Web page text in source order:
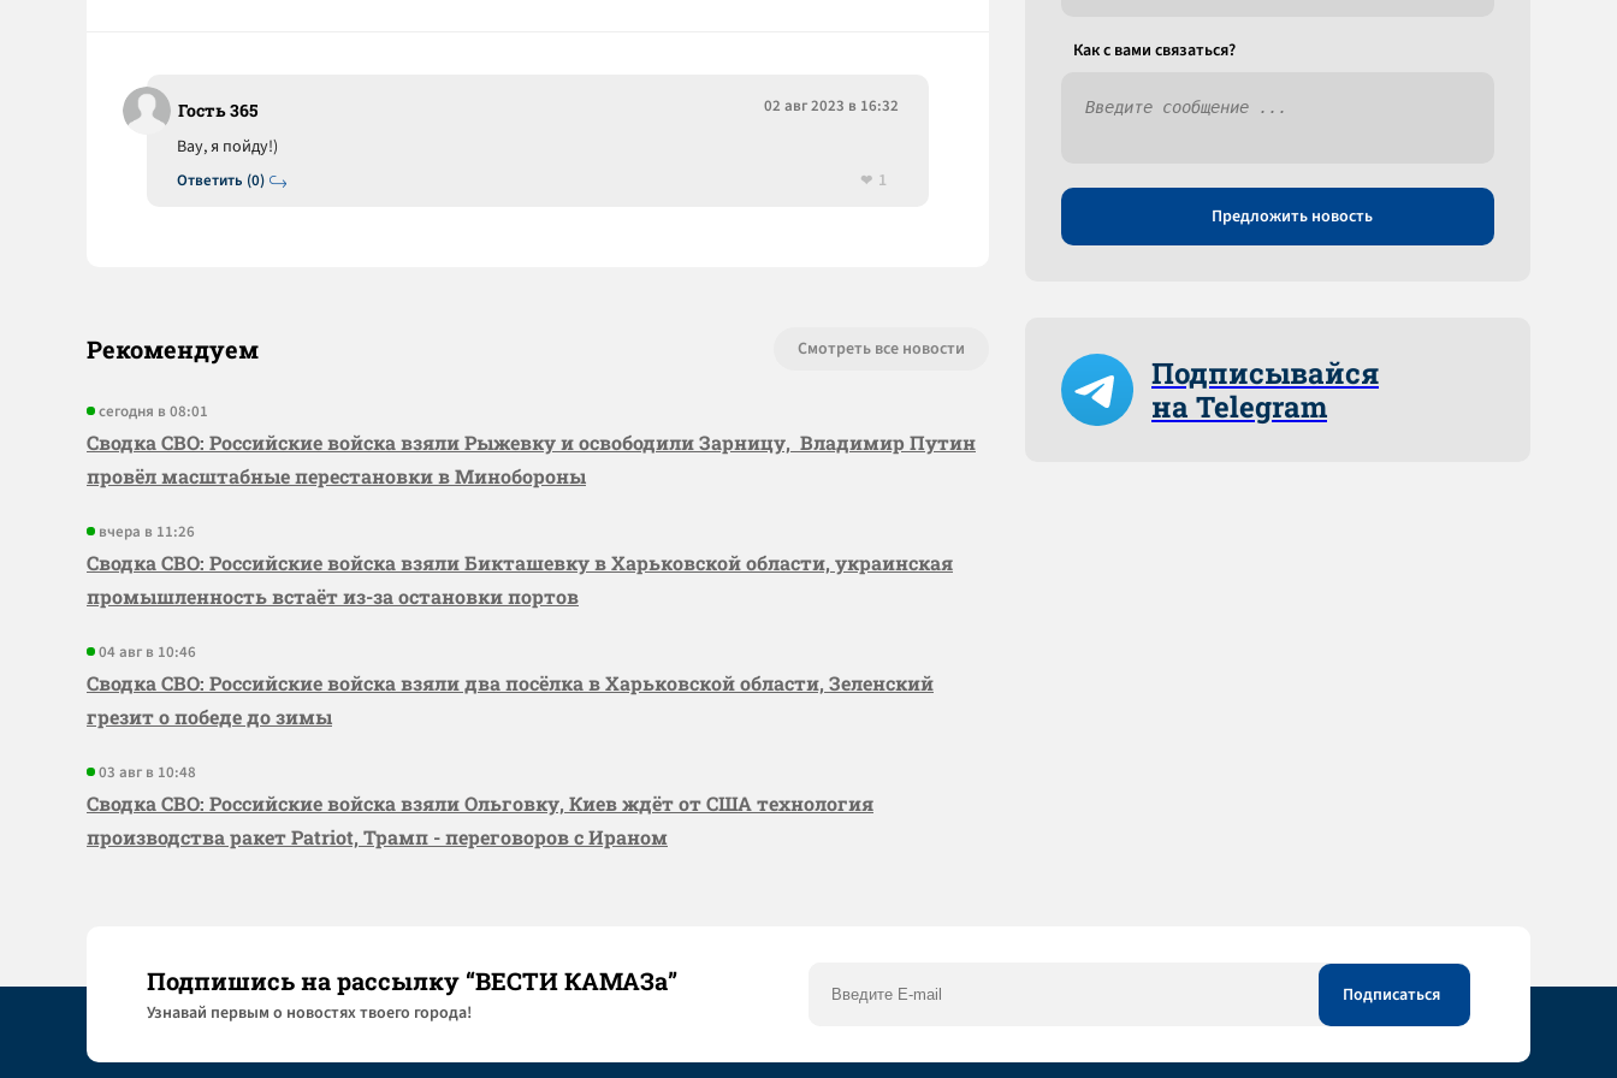
Гость 365 02 авг 2023 в 16:32
Ответить (0)
Вау, я пойду!)
1
Рекомендуем Смотреть все новости
сегодня в 08:01
Сводка СВО: Российские войска взяли Рыжевку и освободили Зарницу, Владимир Путин
провёл масштабные перестановки в Минобороны
вчера в 11:26
Сводка СВО: Российские войска взяли Бикташевку в Харьковской области, украинская
промышленность встаёт из-за остановки портов
04 авг в 10:46
Сводка СВО: Российские войска взяли два посёлка в Харьковской области, Зеленский
грезит о победе до зимы
03 авг в 10:48
Сводка СВО: Российские войска взяли Ольговку, Киев ждёт от США технология
производства ракет Patriot, Трамп - переговоров с Ираном
Как c вами связаться?
Предложить новость
Подписывайся
на Telegram
Подпишись на рассылку “ВЕСТИ КАМАЗа”
Узнaвай первым о новостях твоего города!